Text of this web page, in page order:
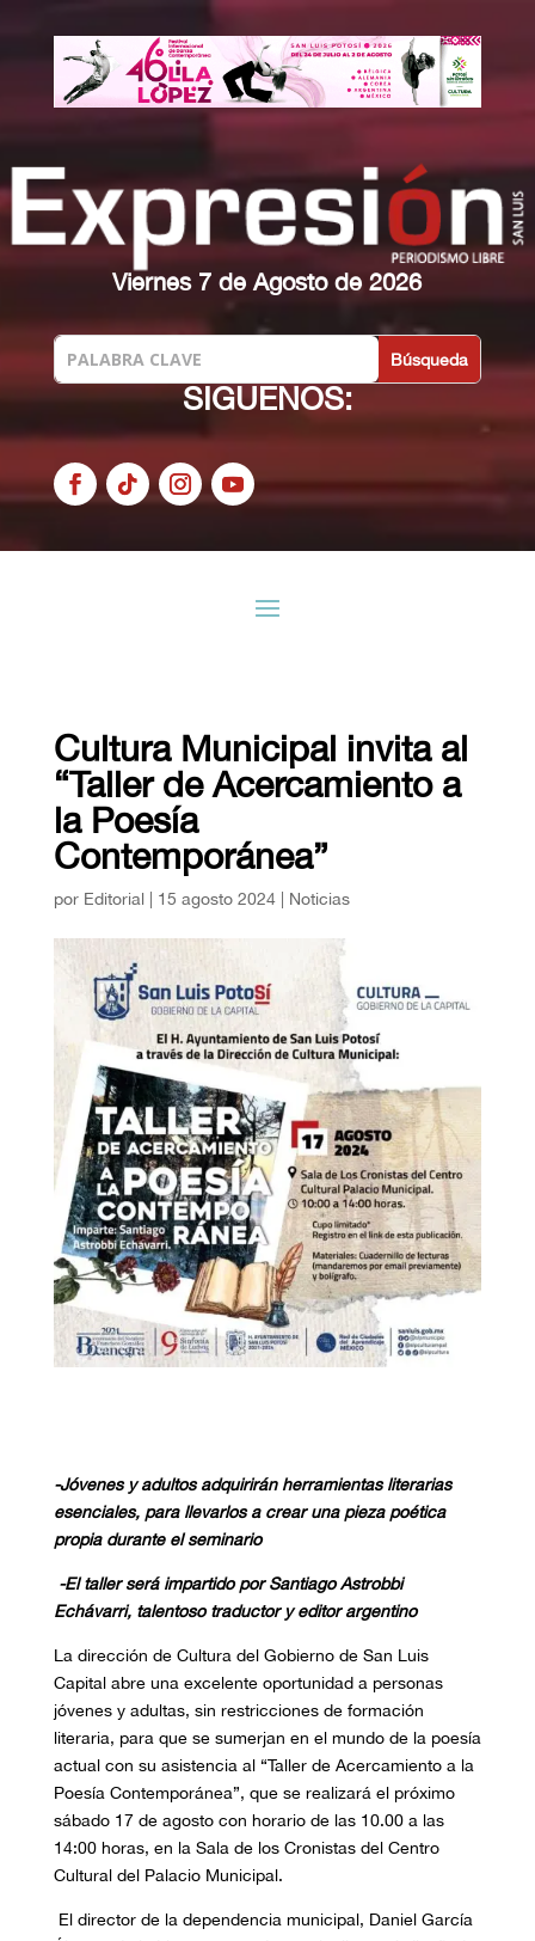
Viernes 7 de Agosto de 2026
SIGUENOS:
Cultura Municipal invita al
“Taller de Acercamiento a
la Poesía
Contemporánea”
por Editorial| 15 agosto 2024| Noticias
-Jóvenes y adultos adquirirán herramientas literarias
esenciales, para llevarlos a crear una pieza poética
propia durante el seminario
-El taller será impartido por Santiago Astrobbi
Echávarri, talentoso traductor y editor argentino
La dirección de Cultura del Gobierno de San Luis
Capital abre una excelente oportunidad a personas
jóvenes y adultas, sin restricciones de formación
literaria, para que se sumerjan en el mundo de la poesía
actual con su asistencia al “Taller de Acercamiento a la
Poesía Contemporánea”, que se realizará el próximo
sábado 17 de agosto con horario de las 10.00 a las
14:00 horas, en la Sala de los Cronistas del Centro
Cultural del Palacio Municipal.
El director de la dependencia municipal, Daniel García